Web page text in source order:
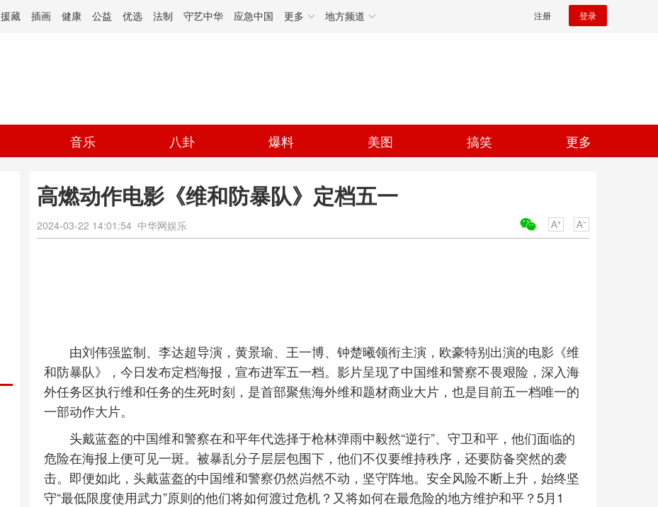
援藏 插画 健康 公益 优选 法制 守艺中华 应急中国 更多 地方频道 注册 登录
音乐 八卦 爆料 美图 搞笑 更多
高燃动作电影《维和防暴队》定档五一
2024-03-22 14:01:54 中华网娱乐
由刘伟强监制、李达超导演，黄景瑜、王一博、钟楚曦领衔主演，欧豪特别出演的电影《维
和防暴队》，今日发布定档海报，宣布进军五一档。影片呈现了中国维和警察不畏艰险，深入海
外任务区执行维和任务的生死时刻，是首部聚焦海外维和题材商业大片，也是目前五一档唯一的
一部动作大片。
头戴蓝盔的中国维和警察在和平年代选择于枪林弹雨中毅然“逆行”、守卫和平，他们面临的
危险在海报上便可见一斑。被暴乱分子层层包围下，他们不仅要维持秩序，还要防备突然的袭
击。即便如此，头戴蓝盔的中国维和警察仍然岿然不动，坚守阵地。安全风险不断上升，始终坚
守“最低限度使用武力”原则的他们将如何渡过危机？又将如何在最危险的地方维护和平？5月1